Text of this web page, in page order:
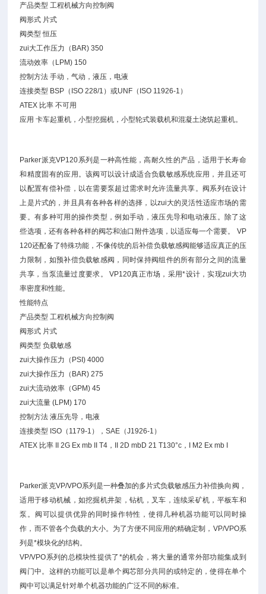
产品类型 工程机械方向控制阀
阀形式 片式
阀类型 恒压
zui大工作压力（BAR) 350
流动效率（LPM) 150
控制方法 手动，气动，液压，电液
连接类型 BSP（ISO 228/1）或UNF（ISO 11926-1）
ATEX 比率 不可用
应用 卡车起重机，小型挖掘机，小型轮式装载机和混凝土浇筑起重机。
Parker派克VP120系列是一种高性能，高耐久性的产品，适用于长寿命
和精度固有的应用。该阀可以设计成适合负载敏感系统应用，并且还可
以配置有偿补偿，以在需要泵超过需求时允许流量共享。阀系列在设计
上是片式的，并且具有各种各样的选择，以zui大的灵活性适应市场的需
要。有多种可用的操作类型，例如手动，液压先导和电动液压。除了这
些选项，还有各种各样的阀芯和油口附件选项，以适应每一个需要。 VP
120还配备了特殊功能，不像传统的后补偿负载敏感阀能够适应真正的压
力限制，如预补偿负载敏感阀，同时保持阀组件的所有部分之间的流量
共享，当泵流量过度要求。 VP120真正市场，采用*设计，实现zui大功
率密度和性能。
性能特点
产品类型 工程机械方向控制阀
阀形式 片式
阀类型 负载敏感
zui大操作压力（PSI) 4000
zui大操作压力（BAR) 275
zui大流动效率（GPM) 45
zui大流量 (LPM) 170
控制方法 液压先导，电液
连接类型 ISO（1179-1），SAE（J1926-1）
ATEX 比率 II 2G Ex mb II T4，II 2D mbD 21 T130°c，I M2 Ex mb I
Parker派克VP/VPO系列是一种叠加的多片式负载敏感压力补偿换向阀，
适用于移动机械，如挖掘机井架，钻机，叉车，连续采矿机，平板车和
泵。阀可以提供优异的同时操作特性，使得几种机器功能可以同时操
作，而不管各个负载的大小。为了方便不同应用的精确定制，VP/VPO系
列是*模块化的结构。
VP/VPO系列的总模块性提供了*的机会，将大量的通常外部功能集成到
阀门中。这样的功能可以是单个阀芯部分共同的或特定的，使得在单个
阀中可以满足针对单个机器功能的广泛不同的标准。